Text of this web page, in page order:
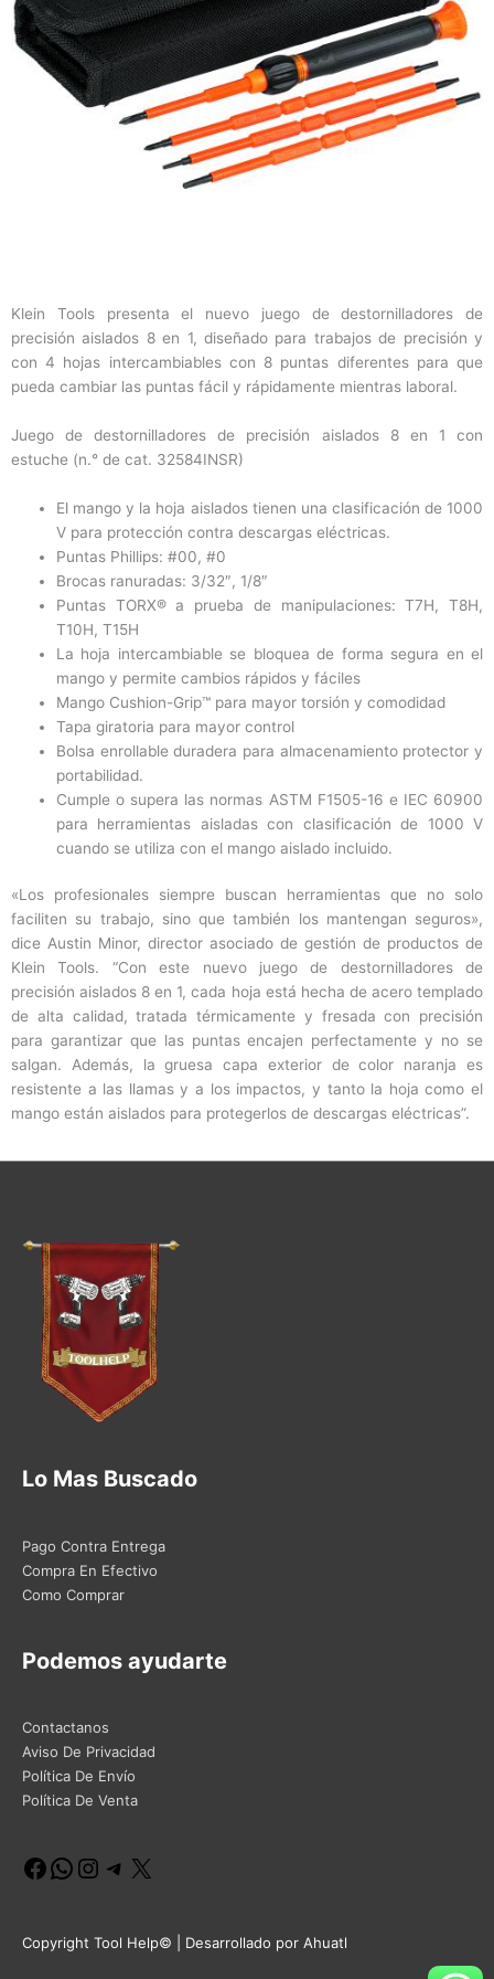
Klein Tools presenta el nuevo juego de destornilladores de
precisión aislados 8 en 1, diseñado para trabajos de precisión y
con 4 hojas intercambiables con 8 puntas diferentes para que
pueda cambiar las puntas fácil y rápidamente mientras laboral.
Juego de destornilladores de precisión aislados 8 en 1 con
estuche (n.° de cat. 32584INSR)
El mango y la hoja aislados tienen una clasificación de 1000
V para protección contra descargas eléctricas.
Puntas Phillips: #00, #0
Brocas ranuradas: 3/32″, 1/8″
Puntas TORX® a prueba de manipulaciones: T7H, T8H,
T10H, T15H
La hoja intercambiable se bloquea de forma segura en el
mango y permite cambios rápidos y fáciles
Mango Cushion-Grip™ para mayor torsión y comodidad
Tapa giratoria para mayor control
Bolsa enrollable duradera para almacenamiento protector y
portabilidad.
Cumple o supera las normas ASTM F1505-16 e IEC 60900
para herramientas aisladas con clasificación de 1000 V
cuando se utiliza con el mango aislado incluido.
«Los profesionales siempre buscan herramientas que no solo
faciliten su trabajo, sino que también los mantengan seguros»,
dice Austin Minor, director asociado de gestión de productos de
Klein Tools. “Con este nuevo juego de destornilladores de
precisión aislados 8 en 1, cada hoja está hecha de acero templado
de alta calidad, tratada térmicamente y fresada con precisión
para garantizar que las puntas encajen perfectamente y no se
salgan. Además, la gruesa capa exterior de color naranja es
resistente a las llamas y a los impactos, y tanto la hoja como el
mango están aislados para protegerlos de descargas eléctricas”.
Lo Mas Buscado
Pago Contra Entrega
Compra En Efectivo
Como Comprar
Podemos ayudarte
Contactanos
Aviso De Privacidad
Política De Envío
Política De Venta
Facebook
WhatsApp
Instagram
Telegram
Copyright Tool Help© | Desarrollado por Ahuatl